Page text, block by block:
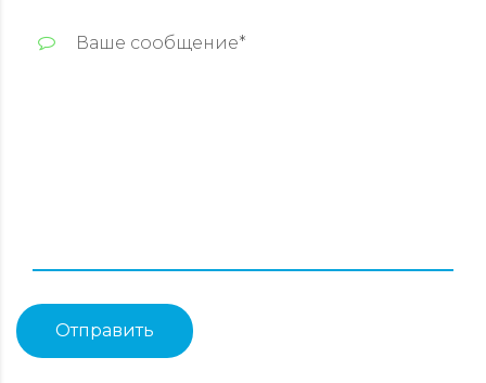
Ваше сообщение*
Отправить